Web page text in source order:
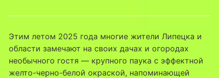
Этим летом 2025 года многие жители Липецка и
области замечают на своих дачах и огородах
необычного гостя — крупного паука с эффектной
желто-черно-белой окраской, напоминающей